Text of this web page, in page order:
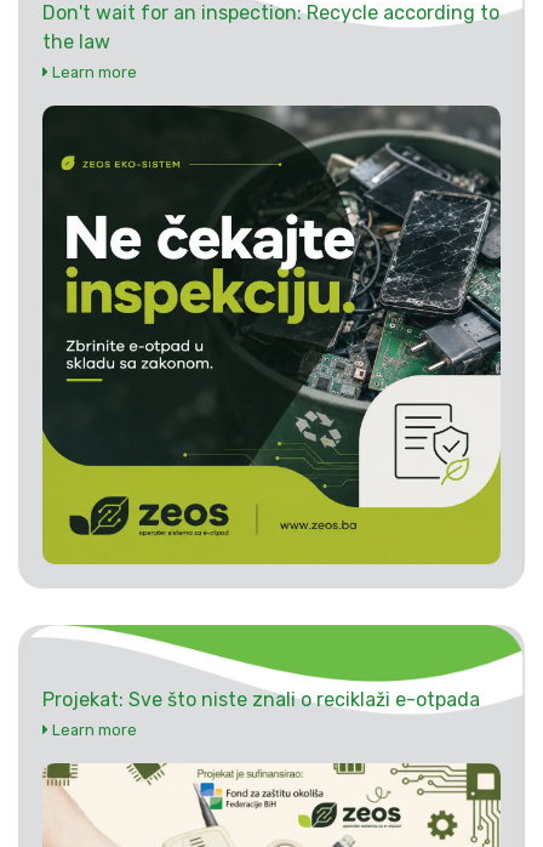
Don't wait for an inspection: Recycle according to
the law
Learn more
Projekat: Sve što niste znali o reciklaži e-otpada
Learn more